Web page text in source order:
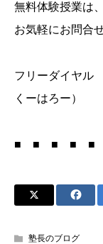
無料体験授業は
お気軽にお問合
フリーダイヤル
くーはろー）
■ ■ ■ ■ ■
塾長のブログ